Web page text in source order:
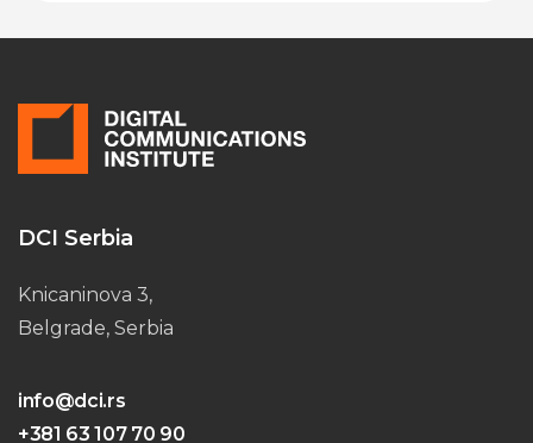
DCI Serbia
Knicaninova 3,
Belgrade, Serbia
info@dci.rs
+381 63 107 70 90